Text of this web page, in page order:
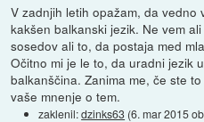
V zadnjih letih opažam, da vedno
kakšen balkanski jezik. Ne vem
sosedov ali to, da postaja med
Očitno mi je le to, da uradni jezik
balkanščina. Zanima me, če ste
vaše mnenje o tem.
zaklenil:dzinks63 (6. mar 2015